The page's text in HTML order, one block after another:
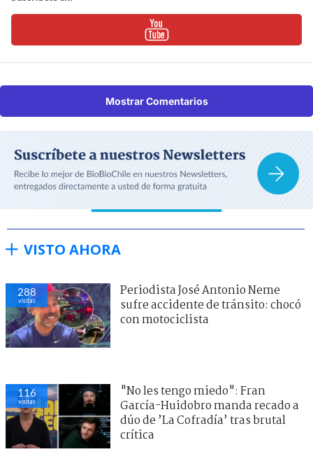
Mostrar Comentarios
VISTO AHORA
288
visitas
Periodista José Antonio Neme
sufre accidente de tránsito: chocó
con motociclista
116
visitas
"No les tengo miedo": Fran
García-Huidobro manda recado a
dúo de ’La Cofradía’ tras brutal
crítica